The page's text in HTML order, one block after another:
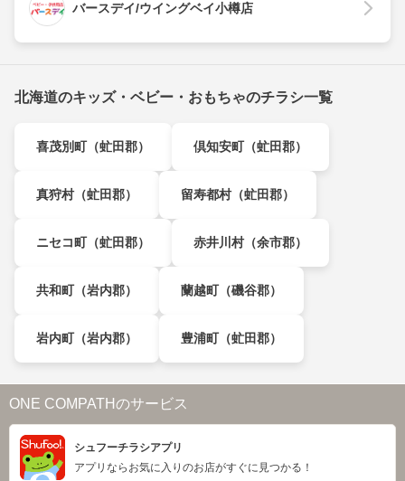
バースデイ/ウイングベイ小樽店
北海道のキッズ・ベビー・おもちゃのチラシ一覧
喜茂別町（虻田郡） 倶知安町（虻田郡）
真狩村（虻田郡） 留寿都村（虻田郡）
ニセコ町（虻田郡） 赤井川村（余市郡）
共和町（岩内郡） 蘭越町（磯谷郡）
岩内町（岩内郡） 豊浦町（虻田郡）
ONE COMPATHのサービス
シュフーチラシアプリ
アプリならお気に入りのお店がすぐに見つかる！